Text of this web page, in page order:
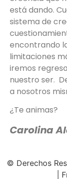
está dando.
sistema de
encontrando
limitaciones
iremos
nuestro ser.
a nosotros
¿Te animas?
Carolina
© Derechos
|